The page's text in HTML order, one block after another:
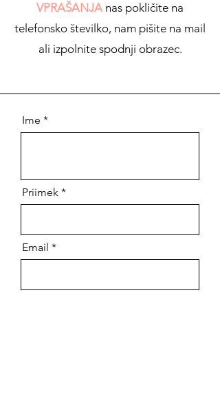
VPRAŠANJA nas pokličite na
telefonsko številko, nam pišite na mail
ali izpolnite spodnji obrazec.
Ime
Priimek
Email